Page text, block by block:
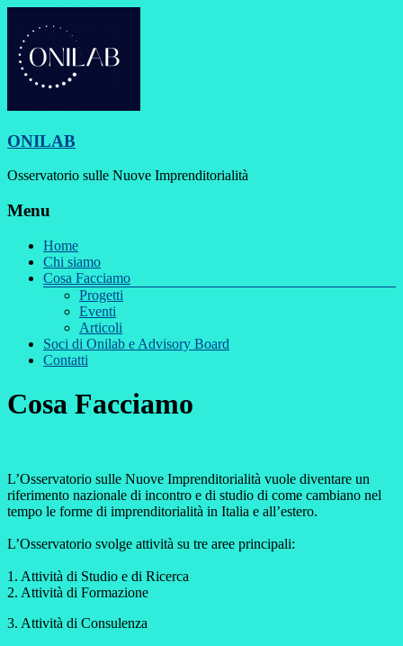
ONILAB
Osservatorio sulle Nuove Imprenditorialità
Menu
Home
Chi siamo
Cosa Facciamo
Progetti
Eventi
Articoli
Soci di Onilab e Advisory Board
Contatti
Cosa Facciamo
L’Osservatorio sulle Nuove Imprenditorialità vuole diventare un
riferimento nazionale di incontro e di studio di come cambiano nel
tempo le forme di imprenditorialità in Italia e all’estero.
L’Osservatorio svolge attività su tre aree principali:
1. Attività di Studio e di Ricerca
2. Attività di Formazione
3. Attività di Consulenza